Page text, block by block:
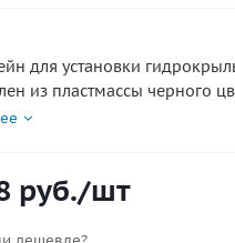
для установки
из пластмассы черного
гидрокрыльев без
Пластмасса
Sport Marine
руб./шт